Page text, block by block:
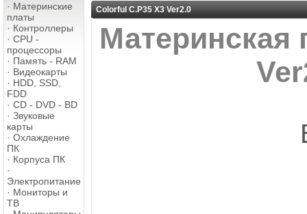
· Материнские
платы
· Контроллеры
· CPU -
процессоры
· Память - RAM
· Видеокарты
· HDD, SSD,
FDD
· CD - DVD - BD
· Звуковые
карты
· Охлаждение
ПК
· Корпуса ПК
·
Электропитание
· Мониторы и
ТВ
Colorful C.P35 X3 Ver2.0
Материнская